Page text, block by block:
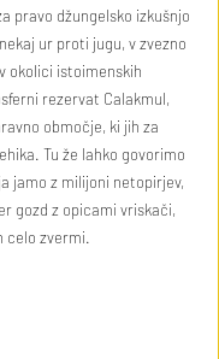
pravo džungelsko izkušnjo
ur proti jugu, v zvezno
okolici istoimenskih
rezervat Calakmul,
območje, ki jih za
Tu že lahko govorimo
jamo z milijoni netopirjev,
gozd z opicami vriskači,
celo zvermi.